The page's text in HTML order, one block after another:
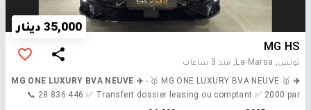
35,000 دينار
MG HS
تونس, La Marsa,
منذ 3 ساعات
✈️ MG ONE LUXURY BVA NEUVE ✈️
- 🥇 MG ONE LUXURY BVA NEUVE 🥇
📞 28 836 446 ✅ Transfert dossier leasing ou comptant ✅ 2000 par